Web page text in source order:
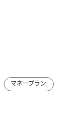
マネープラン